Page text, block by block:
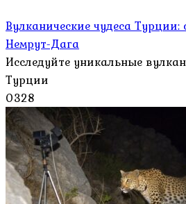
Вулканические чудеса
Немрут-Дага
Исследуйте уникальные
Турции
0328